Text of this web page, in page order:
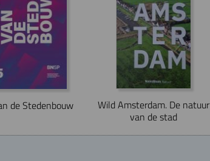
de Stedenbouw
Wild Amsterdam. De natuur
van de stad